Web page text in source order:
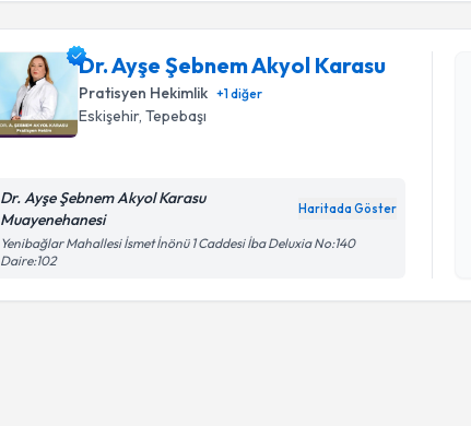
Dr. Ayşe Şebnem Akyol Karasu
Pratisyen Hekimlik +1diğer
Eskişehir, Tepebaşı
Dr. Ayşe Şebnem Akyol Karasu
Muayenehanesi
Haritada Göster
Yenibağlar Mahallesi İsmet İnönü 1 Caddesi İba Deluxia No:140
Daire:102